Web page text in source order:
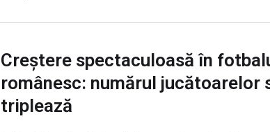
Creștere spectaculoasă în
românesc: numărul jucătoarelor
triplează